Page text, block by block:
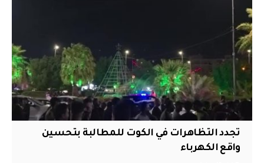
تجدد التظاهرات في الكوت للمطالبة بتحسين
واقع الكهرباء